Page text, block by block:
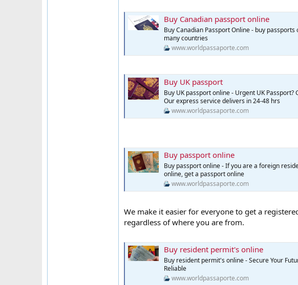
Buy Canadian passport online
Buy Canadian Passport Online - buy
many countries
www.worldpassaporte.com
Buy UK passport
Buy UK passport online - Urgent UK
Our express service delivers in 24-48 hrs
www.worldpassaporte.com
Buy passport online
Buy passport online - If you are a foreign
online, get a passport online
www.worldpassaporte.com
We make it easier for everyone to get a
regardless of where you are from.
Buy resident permit's online
Buy resident permit's online - Secure Your
Reliable
www.worldpassaporte.com